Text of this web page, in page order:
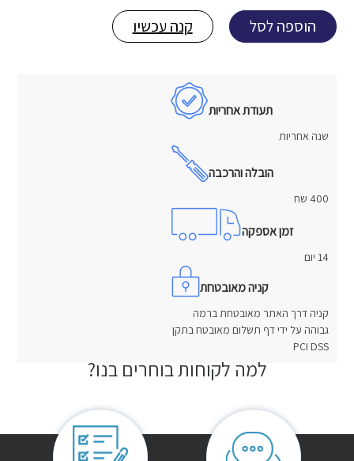
הוספה לסל קנה עכשיו
תעודת אחריות
שנה אחריות
הובלה והרכבה
400 שח
זמן אספקה
14 יום
קניה מאובטחת
קניה דרך האתר מאובטחת ברמה
גבוהה על ידי דף תשלום מאובטח בתקן
PCI DSS
אין עדיין חוות דעת.
למה לקוחות בוחרים בנו?